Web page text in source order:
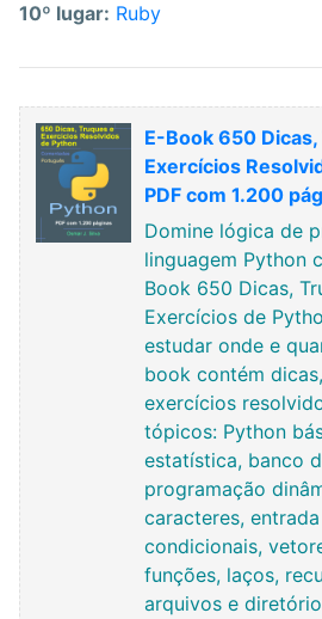
10º lugar: Ruby
E-Book 650
Exercícios
PDF com 1.200
Domine lógica de
linguagem Python
Book 650 Dicas,
Exercícios de
estudar onde e
book contém
exercícios
tópicos: Python
estatística, banco
programação
caracteres,
condicionais,
funções, laços,
arquivos e